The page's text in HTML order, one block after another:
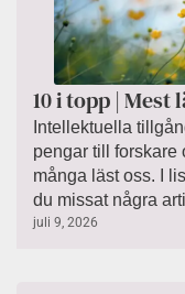
10 i topp |
Intellektuella
pengar till forskare
många läst oss. I
du missat några
juli 9, 2026